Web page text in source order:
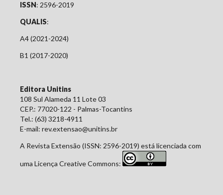
ISSN: 2596-2019
QUALIS:
A4 (2021-2024)
B1 (2017-2020)
Editora Unitins
108 Sul Alameda 11 Lote 03
CEP.: 77020-122 - Palmas-Tocantins
Tel.: (63) 3218-4911
E-mail: rev.extensao@unitins.br
A Revista Extensão (ISSN: 2596-2019) está licenciada com
uma Licença Creative Commons: